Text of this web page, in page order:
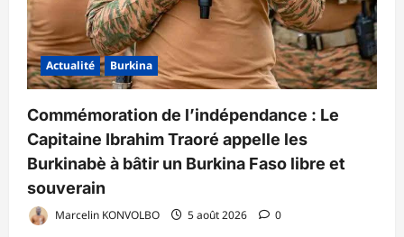
Actualité Burkina
Commémoration de l’indépendance : Le
Capitaine Ibrahim Traoré appelle les
Burkinabè à bâtir un Burkina Faso libre et
souverain
Marcelin KONVOLBO 5 août 2026 0